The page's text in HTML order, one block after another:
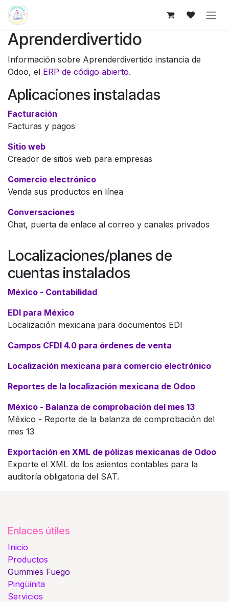
Ir al contenido
Aprenderdivertido
Información sobre Aprenderdivertido instancia de
Odoo, el ERP de código abierto.
Aplicaciones instaladas
Facturación
Facturas y pagos
Sitio web
Creador de sitios web para empresas
Comercio electrónico
Venda sus productos en línea
Conversaciones
Chat, puerta de enlace al correo y canales privados
Localizaciones/planes de
cuentas instalados
México - Contabilidad
EDI para México
Localización mexicana para documentos EDI
Campos CFDI 4.0 para órdenes de venta
Localización mexicana para comercio electrónico
Reportes de la localización mexicana de Odoo
México - Balanza de comprobación del mes 13
México - Reporte de la balanza de comprobación del
mes 13
Exportación en XML de pólizas mexicanas de Odoo
Exporte el XML de los asientos contables para la
auditoría obligatoria del SAT.
Enlaces útiles
Inicio
Productos
Gummies Fuego
Pingüinita
Servicios